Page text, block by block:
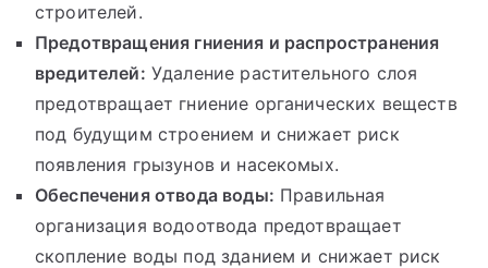
строителей.
Предотвращения гниения и распространения
вредителей: Удаление растительного слоя
предотвращает гниение органических веществ
под будущим строением и снижает риск
появления грызунов и насекомых.
Обеспечения отвода воды: Правильная
организация водоотвода предотвращает
скопление воды под зданием и снижает риск